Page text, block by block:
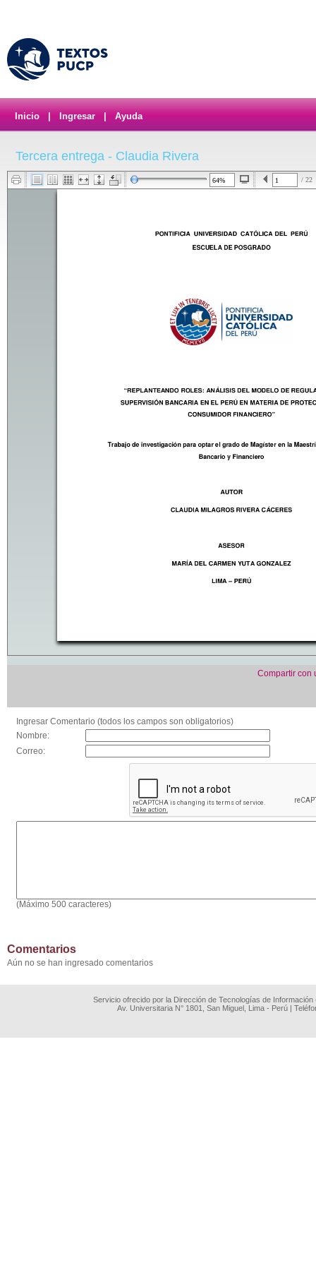
Inicio Ingresar Ayuda
Tercera entrega - Claudia Rivera
/ 22
Compartir con
Ingresar Comentario (todos los campos son obligatorios)
Nombre:
Correo:
(Máximo 500 caracteres)
Comentarios
Aún no se han ingresado comentarios
Servicio ofrecido por la Dirección de Tecnologías de
Av. Universitaria N° 1801, San Miguel, Lima - Perú |